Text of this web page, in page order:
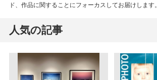
ド、作品に関することにフォーカスしてお届けします。
人気の記事